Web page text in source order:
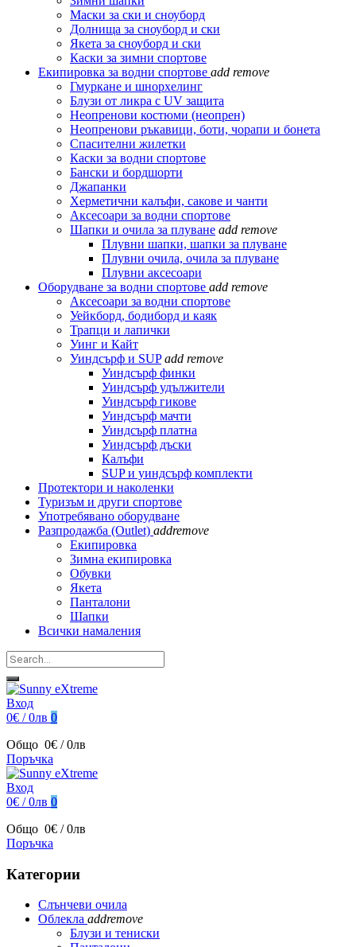
Маски за ски и сноуборд
Долнища за сноуборд и ски
Якета за сноуборд и ски
Каски за зимни спортове
Екипировка за водни спортове add remove
Гмуркане и шнорхелинг
Блузи от ликра с UV защита
Неопренови костюми (неопрен)
Неопренови ръкавици, боти, чорапи и бонета
Спасителни жилетки
Каски за водни спортове
Бански и бордшорти
Джапанки
Херметични калъфи, сакове и чанти
Аксесоари за водни спортове
Шапки и очила за плуване add remove
Плувни шапки, шапки за плуване
Плувни очила, очила за плуване
Плувни аксесоари
Оборудване за водни спортове add remove
Аксесоари за водни спортове
Уейкборд, бодиборд и каяк
Трапци и лапички
Уинг и Кайт
Уиндсърф и SUP add remove
Уиндсърф финки
Уиндсърф удължители
Уиндсърф гикове
Уиндсърф мачти
Уиндсърф платна
Уиндсърф дъски
Калъфи
SUP и уиндсърф комплекти
Протектори и наколенки
Туризъм и други спортове
Употребявано оборудване
Разпродажба (Outlet) addremove
Екипировка
Зимна екипировка
Обувки
Якета
Панталони
Шапки
Всички намаления
Вход
0€ / 0лв 0
Общо 0€ / 0лв
Поръчка
Вход
0€ / 0лв 0
Общо 0€ / 0лв
Поръчка
Категории
Слънчеви очила
Облекла addremove
Блузи и тениски